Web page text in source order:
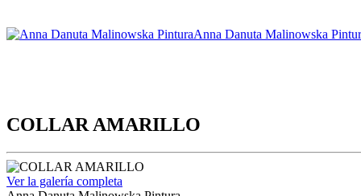
Anna Danuta Malinowska
COLLAR AMARILLO
Ver la galería completa